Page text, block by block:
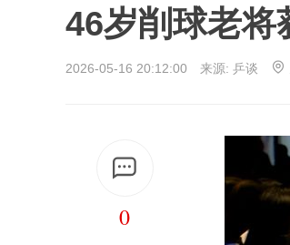
46岁削球老将
2026-05-16 20:12:00 来源: 乒谈
0